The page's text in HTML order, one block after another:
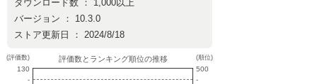
ダウンロード数 ： 1,000以上
バージョン ： 10.3.0
ストア更新日 ： 2024/8/18
(評価数)
130
-
評価数とランキング順位の推移 (順位)
500
-